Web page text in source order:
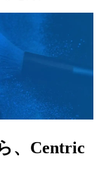
、 Centric